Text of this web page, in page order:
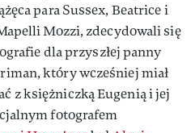
para Sussex, Beatrice i
Mozzi, zdecydowali się
dla przyszłej panny
który wcześniej miał
z księżniczką Eugenią i jej
fotografem